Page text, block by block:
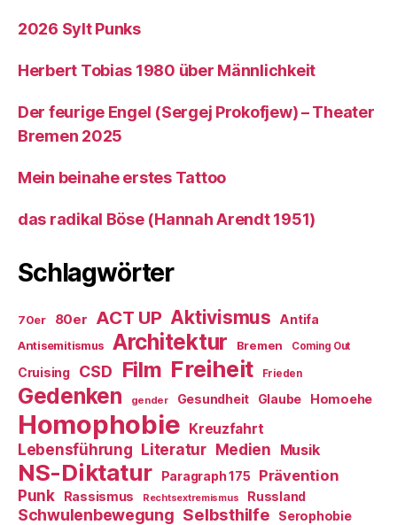
2026 Sylt Punks
Herbert Tobias 1980 über Männlichkeit
Der feurige Engel (Sergej Prokofjew) – Theater
Bremen 2025
Mein beinahe erstes Tattoo
das radikal Böse (Hannah Arendt 1951)
Schlagwörter
70er 80er ACT UP Aktivismus Antifa
Antisemitismus Architektur Bremen Coming Out
Cruising CSD Film Freiheit Frieden
Gedenken gender Gesundheit Glaube Homoehe
Homophobie Kreuzfahrt
Lebensführung Literatur Medien Musik
NS-Diktatur Paragraph 175
Prävention
Punk
Rassismus Rechtsextremismus Russland
Schwulenbewegung Selbsthilfe Serophobie